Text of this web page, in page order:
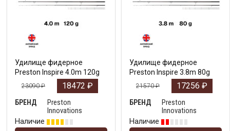
Удилище фидерное
Preston Inspire 4.0m 120g
23090₽ 18472 ₽
БРЕНД
Preston
Innovations
Наличие
Удилище фидерное
Preston Inspire 3.8m 80g
21570₽ 17256 ₽
БРЕНД
Preston
Innovations
Наличие